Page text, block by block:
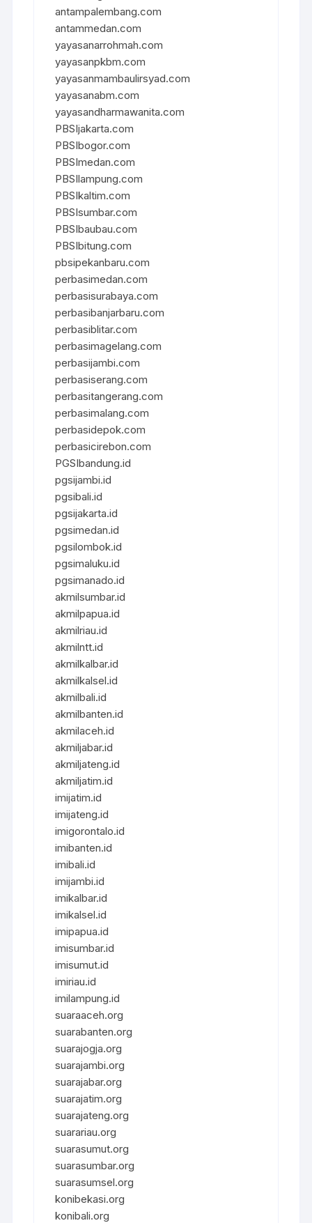
antampalembang.com
antammedan.com
yayasanarrohmah.com
yayasanpkbm.com
yayasanmambaulirsyad.com
yayasanabm.com
yayasandharmawanita.com
PBSIjakarta.com
PBSIbogor.com
PBSImedan.com
PBSIlampung.com
PBSIkaltim.com
PBSIsumbar.com
PBSIbaubau.com
PBSIbitung.com
pbsipekanbaru.com
perbasimedan.com
perbasisurabaya.com
perbasibanjarbaru.com
perbasiblitar.com
perbasimagelang.com
perbasijambi.com
perbasiserang.com
perbasitangerang.com
perbasimalang.com
perbasidepok.com
perbasicirebon.com
PGSIbandung.id
pgsijambi.id
pgsibali.id
pgsijakarta.id
pgsimedan.id
pgsilombok.id
pgsimaluku.id
pgsimanado.id
akmilsumbar.id
akmilpapua.id
akmilriau.id
akmilntt.id
akmilkalbar.id
akmilkalsel.id
akmilbali.id
akmilbanten.id
akmilaceh.id
akmiljabar.id
akmiljateng.id
akmiljatim.id
imijatim.id
imijateng.id
imigorontalo.id
imibanten.id
imibali.id
imijambi.id
imikalbar.id
imikalsel.id
imipapua.id
imisumbar.id
imisumut.id
imiriau.id
imilampung.id
suaraaceh.org
suarabanten.org
suarajogja.org
suarajambi.org
suarajabar.org
suarajatim.org
suarajateng.org
suarariau.org
suarasumut.org
suarasumbar.org
suarasumsel.org
konibekasi.org
konibali.org